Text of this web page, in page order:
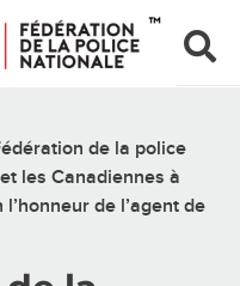
de la police
les Canadiennes à
de l’agent de